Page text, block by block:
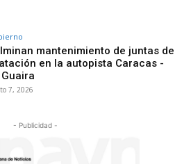
mantenimiento de juntas de
en la autopista Caracas -
Guaira
7, 2026
- Publicidad -